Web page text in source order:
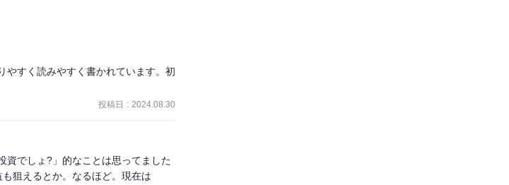
やすく読みやすく書かれています。初
投稿日 : 2024.08.30
資でしょ?」的なことは思ってました
狙えるとか。なるほど。現在は